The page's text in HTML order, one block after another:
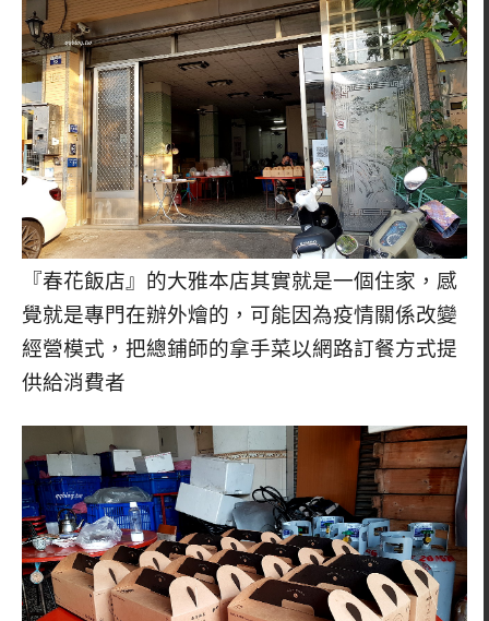
『春花飯店』的大雅本店其實就是一個住家，感
覺就是專門在辦外燴的，可能因為疫情關係改變
經營模式，把總鋪師的拿手菜以網路訂餐方式提
供給消費者